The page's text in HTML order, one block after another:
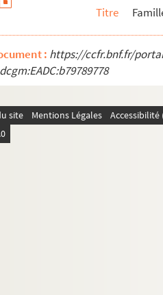
Titre
: https://ccfr.bnf.fr/
site Mentions Légales